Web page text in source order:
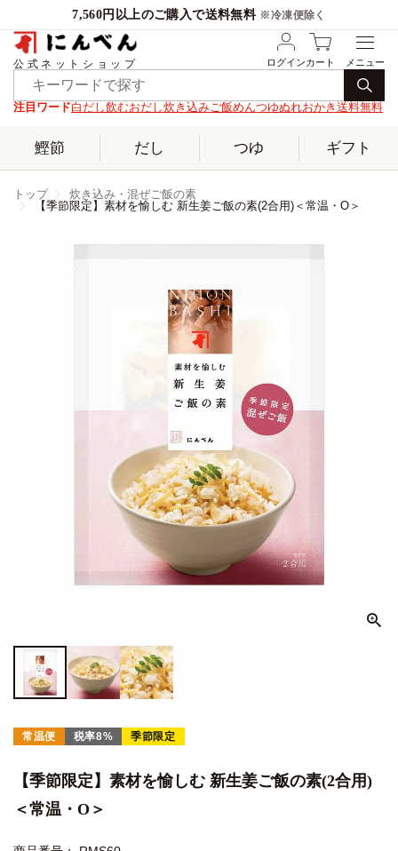
7,560円以上のご購入で送料無料 ※冷凍便除く
公式ネットショップ ログインカート
注目ワード白だし飲むおだし炊き込みご飯めんつゆぬれおかき 送料無料
鰹節 だし つゆ ギフト
トップ
炊き込み・混ぜご飯の素
【季節限定】素材を愉しむ 新生姜ご飯の素(2合用)＜常温・O＞
常温便 税率8% 季節限定
【季節限定】素材を愉しむ 新生姜ご飯の素(2合用)
＜常温・O＞